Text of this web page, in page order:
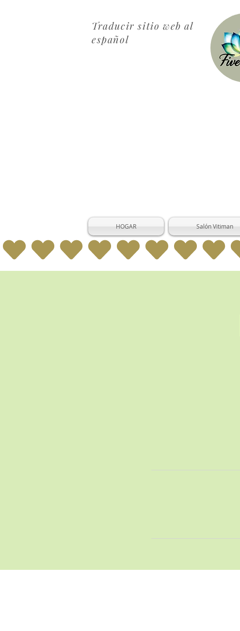
Traducir sitio web al
español
HOGAR Salón Vitiman